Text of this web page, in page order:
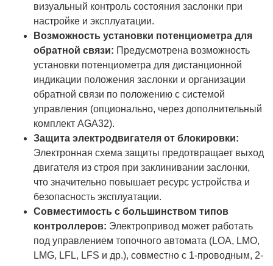
визуальный контроль состояния заслонки при
настройке и эксплуатации.
Возможность установки потенциометра для
обратной связи: Предусмотрена возможность
установки потенциометра для дистанционной
индикации положения заслонки и организации
обратной связи по положению с системой
управления (опционально, через дополнительный
комплект AGA32).
Защита электродвигателя от блокировки:
Электронная схема защиты предотвращает выход
двигателя из строя при заклинивании заслонки,
что значительно повышает ресурс устройства и
безопасность эксплуатации.
Совместимость с большинством типов
контроллеров: Электропривод может работать
под управлением топочного автомата (LOA, LMO,
LMG, LFL, LFS и др.), совместно с 1-проводным, 2-